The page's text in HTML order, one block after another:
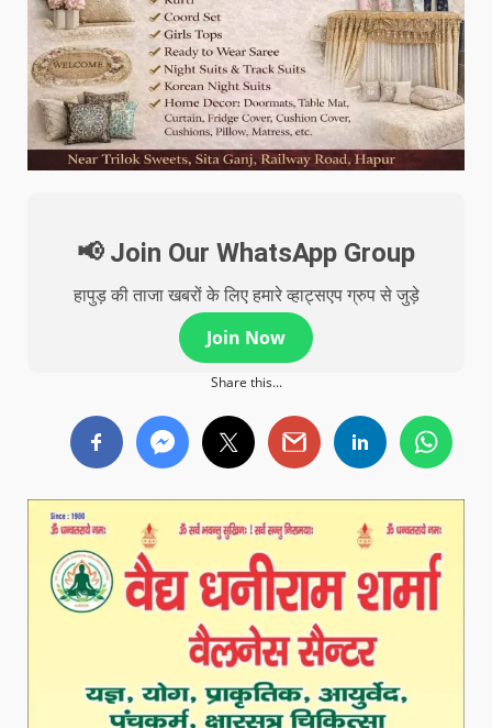
📢 Join Our WhatsApp Group
हापुड़ की ताजा खबरों के लिए हमारे व्हाट्सएप ग्रुप से जुड़े
Join Now
Share this...